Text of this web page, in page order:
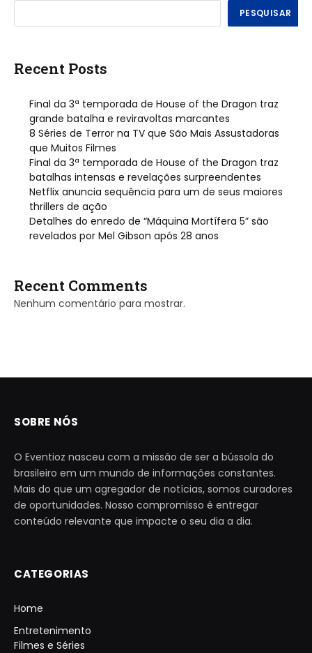
PESQUISAR
Recent Posts
Final da 3ª temporada de House of the Dragon traz
grande batalha e reviravoltas marcantes
8 Séries de Terror na TV que São Mais Assustadoras
que Muitos Filmes
Final da 3ª temporada de House of the Dragon traz
batalhas intensas e revelações surpreendentes
Netflix anuncia sequência para um de seus maiores
thrillers de ação
Detalhes do enredo de “Máquina Mortífera 5” são
revelados por Mel Gibson após 28 anos
Recent Comments
Nenhum comentário para mostrar.
SOBRE NÓS
O Eventioz nasceu com a missão de ser a bússola do
brasileiro em um mundo de informações constantes.
Mais do que um agregador de notícias, somos curadores
de oportunidades. Nosso compromisso é entregar
conteúdo relevante que impacte o seu dia a dia.
CATEGORIAS
Home
Entretenimento
Filmes e Séries